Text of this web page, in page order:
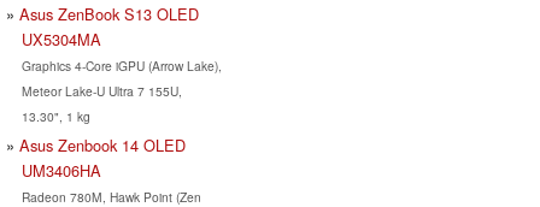
Asus ZenBook S13 OLED
UX5304MA
Graphics 4-Core iGPU (Arrow Lake),
Meteor Lake-U Ultra 7 155U,
13.30", 1 kg
Asus Zenbook 14 OLED
UM3406HA
Radeon 780M, Hawk Point (Zen